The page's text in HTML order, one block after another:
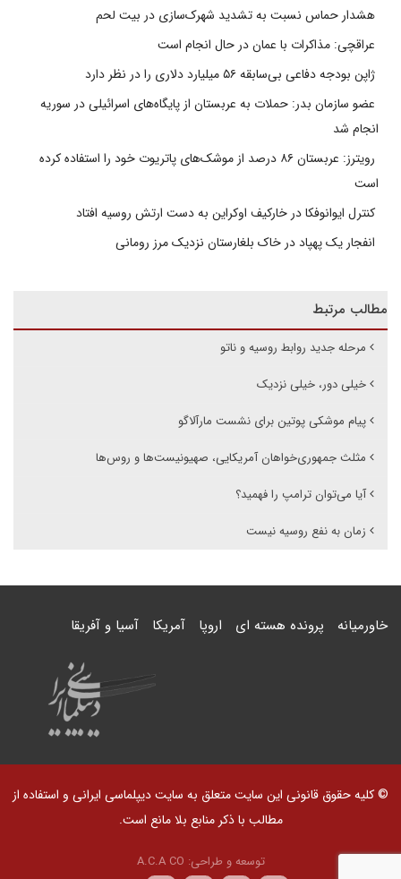
هشدار حماس نسبت به تشدید شهرک‌سازی در بیت‌ لحم
عراقچی: مذاکرات با عمان در حال انجام است
ژاپن بودجه دفاعی بی‌سابقه ۵۶ میلیارد دلاری را در نظر دارد
عضو سازمان بدر: حملات به عربستان از پایگاه‌های اسرائیلی در سوریه
انجام شد
رویترز: عربستان ۸۶ درصد از موشک‌های پاتریوت خود را استفاده کرده
است
کنترل ایوانوفکا در خارکیف اوکراین به دست ارتش روسیه افتاد
انفجار یک پهپاد در خاک بلغارستان نزدیک مرز رومانی
مطالب مرتبط
مرحله جدید روابط روسیه و ناتو
خیلی دور، خیلی نزدیک
پیام موشکی پوتین برای نشست مارآلاگو
مثلث جمهوری‌خواهان آمریکایی، صهیونیست‌ها و روس‌ها
آیا می‌توان ترامپ را فهمید؟
زمان به نفع روسیه نیست
خاورمیانه پرونده هسته ای اروپا آمریکا آسیا و آفریقا
© کلیه حقوق قانونی این سایت متعلق به سایت دیپلماسی ایرانی و استفاده از
مطالب با ذکر منابع بلا مانع است.
توسعه و طراحی: A.C.A CO